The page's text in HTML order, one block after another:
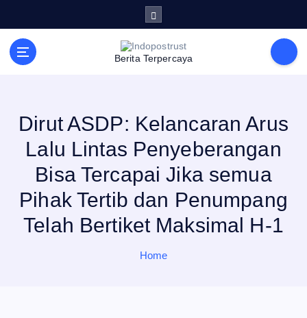
i
Berita Terpercaya
Dirut ASDP: Kelancaran Arus
Lalu Lintas Penyeberangan
Bisa Tercapai Jika semua
Pihak Tertib dan Penumpang
Telah Bertiket Maksimal H-1
Home